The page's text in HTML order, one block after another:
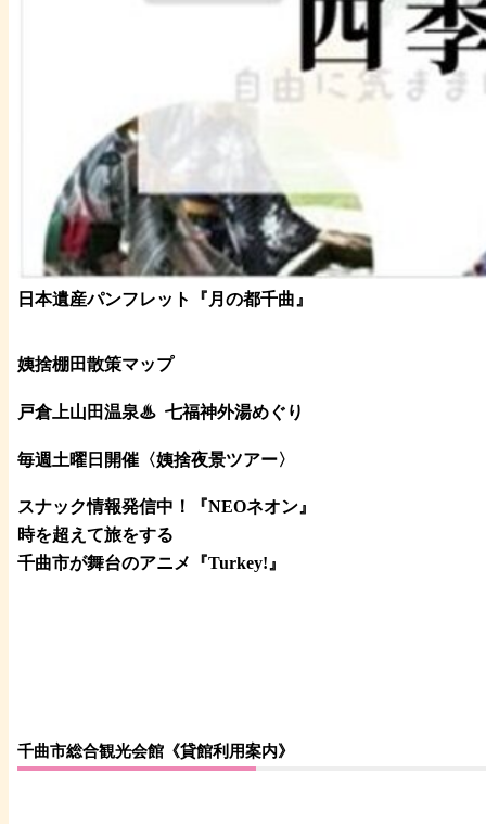
日本遺産パンフレット 『月の都千曲 』
姨捨棚田散策マップ
戸倉上山田温泉♨ 七福神外湯めぐり
毎週土曜日開催〈姨捨夜景ツアー〉
スナック情報発信中！『NEOネオン』
時を超えて旅をする
千曲市が舞台のアニメ『Turkey!』
千曲市総合観光会館《貸館利用案内》